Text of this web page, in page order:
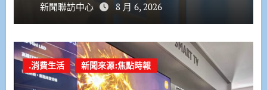
新聞聯訪中心 8 月 6, 2026
.消費生活 新聞來源:焦點時報